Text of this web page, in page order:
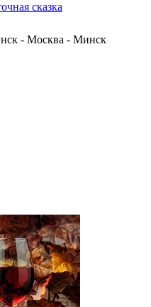
сказка
- Москва - Минск